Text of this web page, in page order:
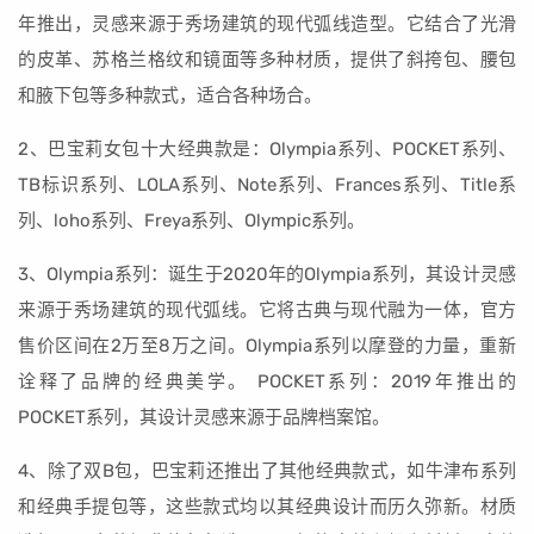
年推出，灵感来源于秀场建筑的现代弧线造型。它结合了光滑
的皮革、苏格兰格纹和镜面等多种材质，提供了斜挎包、腰包
和腋下包等多种款式，适合各种场合。
2、巴宝莉女包十大经典款是：Olympia系列、POCKET系列、
TB标识系列、LOLA系列、Note系列、Frances系列、Title系
列、loho系列、Freya系列、Olympic系列。
3、Olympia系列：诞生于2020年的Olympia系列，其设计灵感
来源于秀场建筑的现代弧线。它将古典与现代融为一体，官方
售价区间在2万至8万之间。Olympia系列以摩登的力量，重新
诠释了品牌的经典美学。 POCKET系列：2019年推出的
POCKET系列，其设计灵感来源于品牌档案馆。
4、除了双B包，巴宝莉还推出了其他经典款式，如牛津布系列
和经典手提包等，这些款式均以其经典设计而历久弥新。材质